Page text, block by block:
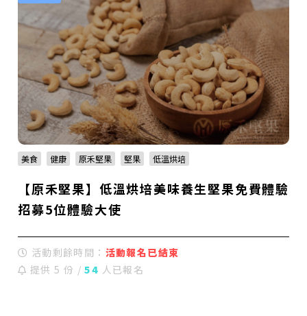
美食 健康 原禾堅果 堅果 低溫烘培
【原禾堅果】低溫烘培美味養生堅果免費體驗
招募5位體驗大使
活動剩餘時間： 活動報名已結束
提供 5 份 /54 人已報名